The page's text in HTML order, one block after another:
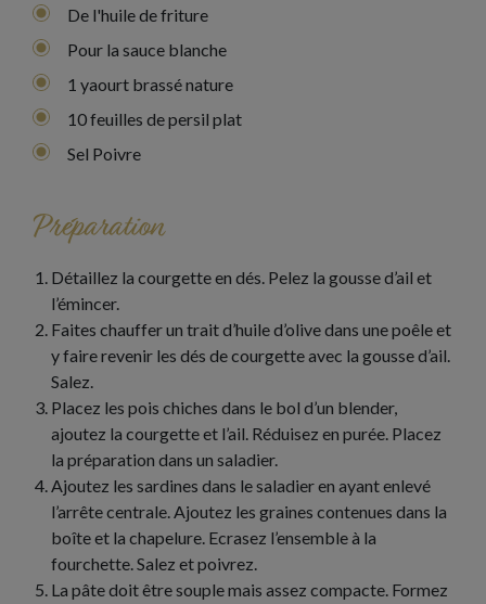
De l'huile de friture
Pour la sauce blanche
1 yaourt brassé nature
10 feuilles de persil plat
Sel Poivre
Préparation
Détaillez la courgette en dés. Pelez la gousse d’ail et
l’émincer.
Faites chauffer un trait d’huile d’olive dans une poêle et
y faire revenir les dés de courgette avec la gousse d’ail.
Salez.
Placez les pois chiches dans le bol d’un blender,
ajoutez la courgette et l’ail. Réduisez en purée. Placez
la préparation dans un saladier.
Ajoutez les sardines dans le saladier en ayant enlevé
l’arrête centrale. Ajoutez les graines contenues dans la
boîte et la chapelure. Ecrasez l’ensemble à la
fourchette. Salez et poivrez.
La pâte doit être souple mais assez compacte. Formez